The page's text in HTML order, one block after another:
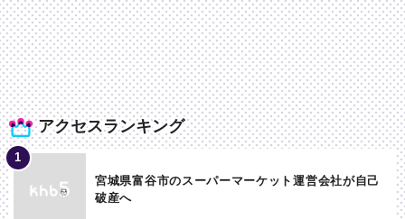
アクセスランキング
宮城県富谷市のスーパーマーケット運営会社が自己
破産へ